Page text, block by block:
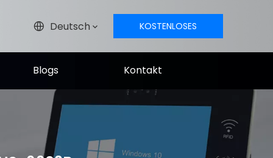
Deutsch
KOSTENLOSES
ANGEBOT
Blogs Kontakt